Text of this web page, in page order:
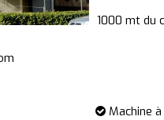
1000 mt du
Machine